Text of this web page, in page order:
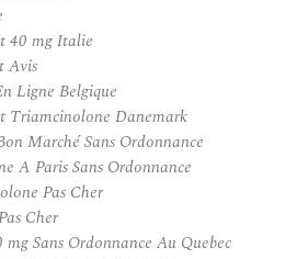
40 mg Italie
Avis
Ligne Belgique
Triamcinolone Danemark
Marché Sans Ordonnance
A Paris Sans Ordonnance
Pas Cher
Cher
Sans Ordonnance Au Quebec